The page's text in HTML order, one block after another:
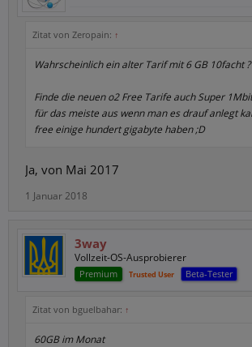
Zitat von Zeropain: ↑
Wahrscheinlich ein alter Tarif mit 6 GB 10facht ?
Finde die neuen o2 Free Tarife auch Super
für das meiste aus wenn man es drauf anlegt
free einige hundert gigabyte haben ;D
Ja, von Mai 2017
1 Januar 2018
3way
Vollzeit-OS-Ausprobierer
Premium Trusted User Beta-Tester
Zitat von bguelbahar: ↑
60GB im Monat